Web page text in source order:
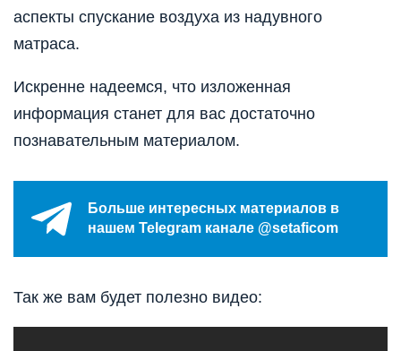
аспекты спускание воздуха из надувного
матраса.
Искренне надеемся, что изложенная
информация станет для вас достаточно
познавательным материалом.
Больше интересных материалов в
нашем Telegram канале @setaficom
Так же вам будет полезно видео: